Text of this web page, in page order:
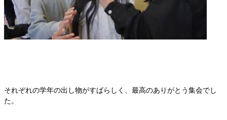
それぞれの学年の出し物がすばらしく、最高のありがとう集会でし
た。